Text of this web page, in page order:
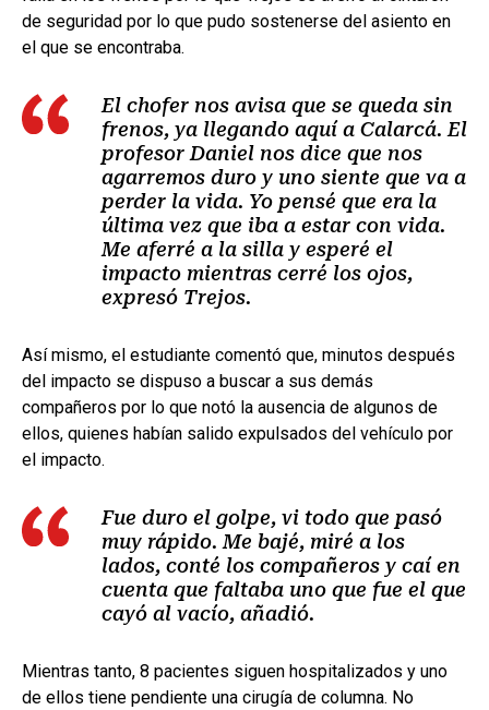
de seguridad por lo que pudo sostenerse del asiento en
el que se encontraba.
El chofer nos avisa que se queda sin
frenos, ya llegando aquí a Calarcá. El
profesor Daniel nos dice que nos
agarremos duro y uno siente que va a
perder la vida. Yo pensé que era la
última vez que iba a estar con vida.
Me aferré a la silla y esperé el
impacto mientras cerré los ojos,
expresó Trejos.
Así mismo, el estudiante comentó que, minutos después
del impacto se dispuso a buscar a sus demás
compañeros por lo que notó la ausencia de algunos de
ellos, quienes habían salido expulsados del vehículo por
el impacto.
Fue duro el golpe, vi todo que pasó
muy rápido. Me bajé, miré a los
lados, conté los compañeros y caí en
cuenta que faltaba uno que fue el que
cayó al vacío, añadió.
Mientras tanto, 8 pacientes siguen hospitalizados y uno
de ellos tiene pendiente una cirugía de columna. No